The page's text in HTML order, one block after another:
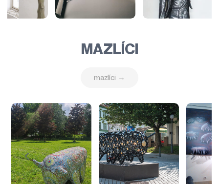
MAZLÍCI
mazlíci →